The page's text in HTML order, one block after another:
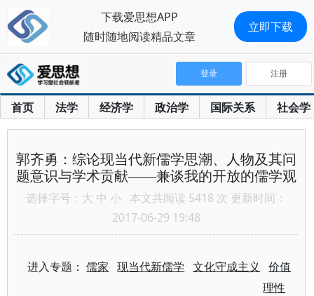
首页 法学 经济学 政治学 国际关系 社会学
登录 注册
郭齐勇：综论现当代新儒学思潮、人物及其问
题意识与学术贡献——兼谈我的开放的儒学观
选择字号： 大 中 小 本文共阅读 5418 次 更新时间：
2017-06-29 19:48
进入专题：儒家 现当代新儒学 文化守成主义
价值
理性
下载爱思想APP
随时随地阅读精品文章
立即下载